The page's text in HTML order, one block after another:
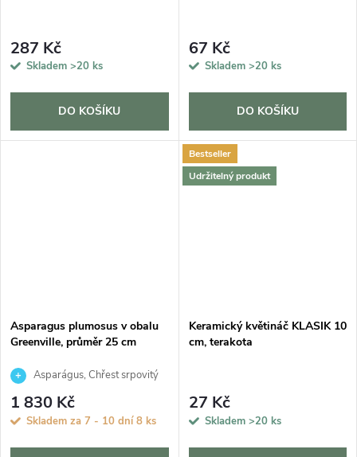
287 Kč
Skladem >20 ks
DO KOŠÍKU
67 Kč
Skladem >20 ks
DO KOŠÍKU
Asparagus plumosus v obalu
Greenville, průměr 25 cm
Asparágus, Chřest srpovitý
1 830 Kč
Skladem za 7 - 10 dní8 ks
Bestseller
Udržitelný produkt
Keramický květináč KLASIK 10
cm, terakota
27 Kč
Skladem >20 ks